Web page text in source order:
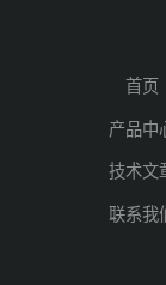
首页
产品中
技术文
联系我